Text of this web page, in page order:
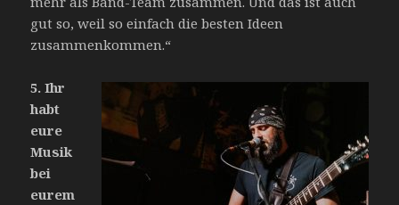
gut so, weil so einfach die besten Ideen
zusammenkommen.“
5.Ihr
habt
eure
Musik
bei
eurem